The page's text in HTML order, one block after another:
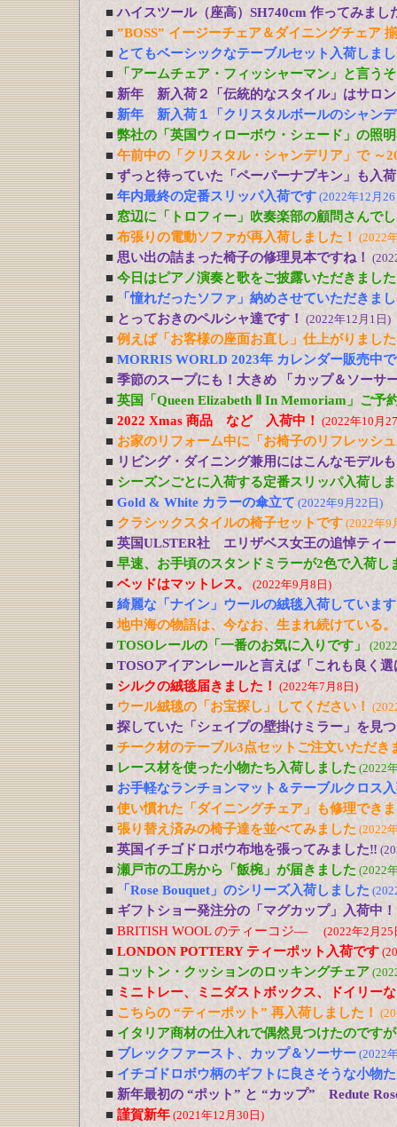
■ ハイスツール（座高）SH740cm 作ってみまし
■ ”BOSS” イージーチェア＆ダイニングチェア
■ とてもベーシックなテーブルセット入荷しま
■
「アームチェア・フィッシャーマン」と言う
■ 新年 新入荷２「伝統的なスタイル」はサロ
■ 新年 新入荷１「クリスタルボールのシャン
■ 弊社の「英国ウィローボウ・シェード」の照
■ 午前中の「クリスタル・シャンデリア」で ～
■ ずっと待っていた「ペーパーナプキン」も入
■ 年内最終の定番スリッパ入荷です (2022年12月
■ 窓辺に「トロフィー」吹奏楽部の顧問さんで
■ 布張りの電動ソファが再入荷しました！ (2022
■ 思い出の詰まった椅子の修理見本ですね！
■ 今日はピアノ演奏と歌をご披露いただきまし
■
「憧れだったソファ」納めさせていただきま
■ とっておきのペルシャ達です！ (2022年12月1日)
■ 例えば「お客様の座面お直し」仕上がりました
■ MORRIS WORLD 2023年 カレンダー販売中
■ 季節のスープにも！大きめ 「カップ＆ソーサ
■ 英国「Queen Elizabeth Ⅱ In Memoriam」ご予
■ 2022 Xmas 商品 など 入荷中！ (2022年10月
■ お家のリフォーム中に「お椅子のリフレッシ
■ リビング・ダイニング兼用にはこんなモデルも
■ シーズンごとに入荷する定番スリッパ入荷し
■ Gold & White カラーの傘立て (2022年9月22日)
■ クラシックスタイルの椅子セットです (2022年9
■ 英国ULSTER社 エリザベス女王の追悼ティ
■ 早速、お手頃のスタンドミラーが2色で入荷し
■ ベッドはマットレス。 (2022年9月8日)
■ 綺麗な「ナイン」ウールの絨毯入荷しています
■ 地中海の物語は、今なお、生まれ続けている
■ TOSOレールの「一番のお気に入りです」
■ TOSOアイアンレールと言えば「これも良く
■ シルクの絨毯届きました！ (2022年7月8日)
■ ウール絨毯の「お宝探し」してください！
■ 探していた「シェイプの壁掛けミラー」を見
■ チーク材のテーブル3点セットご注文いただき
■ レース材を使った小物たち入荷しました (2022
■ お手軽なランチョンマット＆テーブルクロス
■ 使い慣れた「ダイニングチェア」も修理でき
■ 張り替え済みの椅子達を並べてみました (2022
■ 英国イチゴドロボウ布地を張ってみました‼
■ 瀬戸市の工房から「飯椀」が届きました (2022
■ 「Rose Bouquet」のシリーズ入荷しました
■ ギフトショー発注分の「マグカップ」入荷中！
■ BRITISH WOOL のティーコジ― (2022年2月25
■ LONDON POTTERY ティーポット入荷です
■ コットン・クッションのロッキングチェア
■ ミニトレー、ミニダストボックス、ドイリー
■ こちらの “ティーポット” 再入荷しました！
■ イタリア商材の仕入れで偶然見つけたのです
■ ブレックファースト、カップ＆ソーサー (2022
■ イチゴドロボウ柄のギフトに良さそうな小物
■ 新年最初の “ポット” と “カップ” Redute
■ 謹賀新年 (2021年12月30日)